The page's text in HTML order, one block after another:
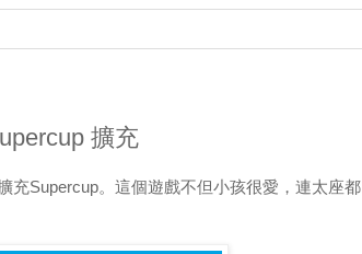
擴充
充Supercup。這個遊戲不但小孩很愛，連太座都